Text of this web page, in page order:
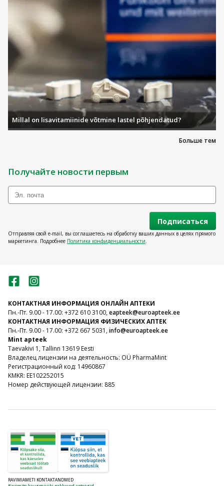
Больше тем
Millal on lisavitamiinide võtmine lastel põhjendatud?
Получайте новости первым
Подписаться
Отправляя свой e-mail, вы соглашаетесь на обработку ваших данных в целях прямого
маркетинга. Подробнее Политика конфиденциальности.
КОНТАКТНАЯ ИНФОРМАЦИЯ ОНЛАЙН АПТЕКИ
Пн.-Пт. 9.00 - 17.00: +372 610 3100,eapteek@euroapteek.ee
КОНТАКТНАЯ ИНФОРМАЦИЯ ФИЗИЧЕСКИХ АПТЕК
Пн.-Пт. 9.00 - 17.00: +372 667 5031,info@euroapteek.ee
Mint apteek
Taevakivi 1, Tallinn 13619 Eesti
Владелец лицензии на деятельность: OÜ PharmaMint
Регистрационный код: 14960867
KMKR: EE102252015
Номер действующей лицензии: 885
RAVIMIAMETI KONTAKTANDMED